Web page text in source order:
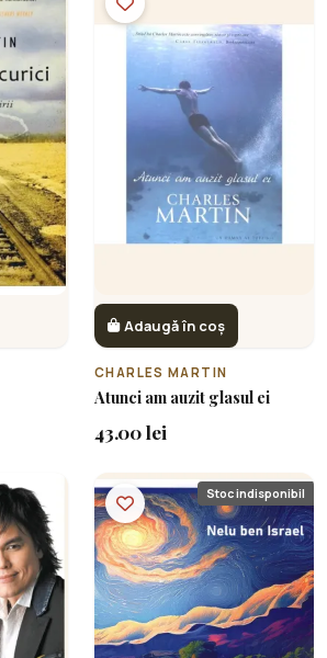
Adaugă în coș
CHARLES MARTIN
Atunci am auzit glasul ei
43.00 lei
Stoc indisponibil